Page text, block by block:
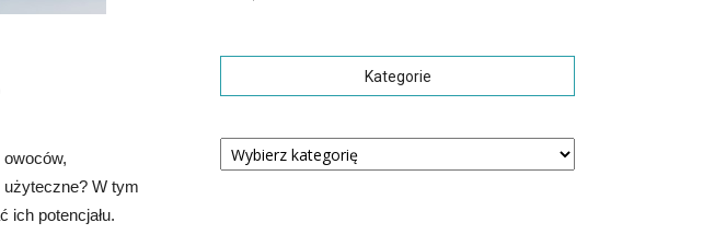
W tym
ich potencjału.
Kategorie
Kategorie